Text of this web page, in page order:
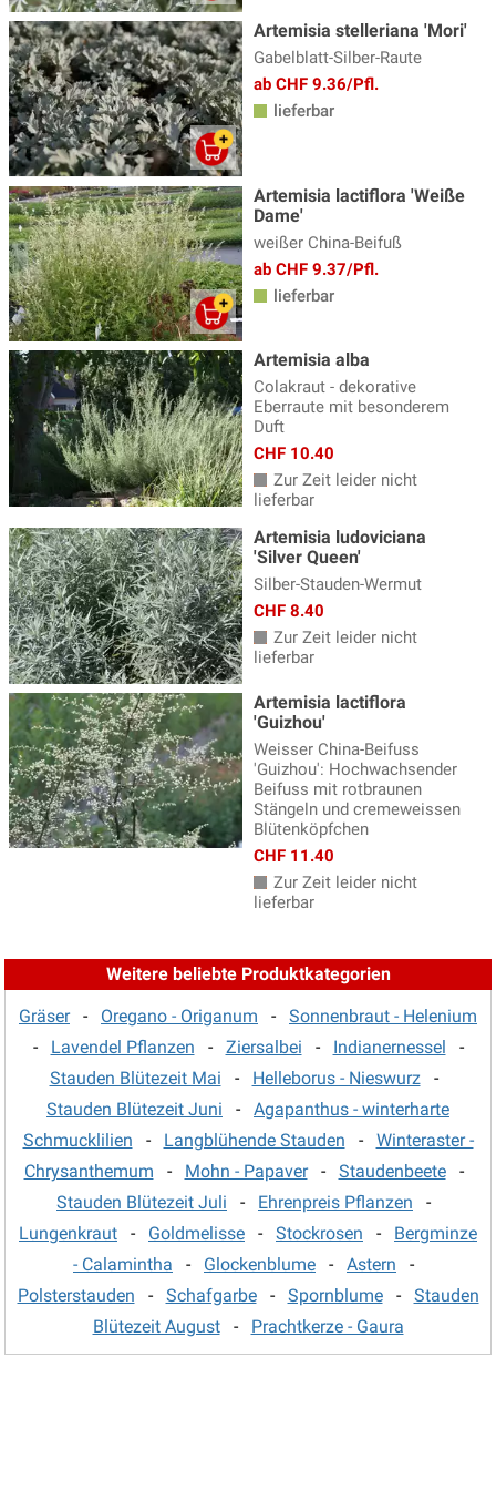
Gamander - Teucrium
Gänsekresse
Geissbart (4)
Gewürzfenchel(3)
Glockenblume
Goldmelisse(4)
Helianthus - Staudensonnenblume(4)
Helleborus - Nieswurz(10)
Heuchera, Heucherella & Tiarella
Indianernessel(12)
Iris (33)
Jakobsleiter(2)
Kandelaber Ehrenpreis (4)
Katzenminze(14)
Katzenpfötchen(2)
Kaukasus Vergissmeinnicht(8)
Knöterich (15)
Kokardenblume - Gaillardia
Kugeldistel, Echinops(4)
Küchenschelle(3)
Lavendel Pflanzen(18)
Lerchensporn(3)
Lichtnelke - Lychnis (5)
Lilientraube(3)
Malven(5)
Margerite - Leucanthemum(5)
Mohn - Papaver(6)
Mädchenauge(9)
Nachtkerze - Oenothera
Nelken(8)
Nelkenwurz - Geum(9)
Oregano - Origanum(9)
Perlkörbchen - Anaphalis
(2)
Pfingstrosen(63)
Artemisia stelleriana 'Mori'
Gabelblatt-Silber-Raute
ab CHF 9.36/Pfl.
lieferbar
Artemisia lactiflora 'Weiße
Dame'
weißer China-Beifuß
ab CHF 9.37/Pfl.
lieferbar
Artemisia alba
Colakraut - dekorative
Eberraute mit besonderem
Duft
CHF 10.40
Zur Zeit leider nicht
lieferbar
Artemisia ludoviciana
'Silver Queen'
Silber-Stauden-Wermut
CHF 8.40
Zur Zeit leider nicht
lieferbar
Artemisia lactiflora
'Guizhou'
Weisser China-Beifuss
'Guizhou': Hochwachsender
Beifuss mit rotbraunen
Stängeln und cremeweissen
Blütenköpfchen
CHF 11.40
Zur Zeit leider nicht
lieferbar
Weitere beliebte Produktkategorien
Gräser- Oregano - Origanum - Sonnenbraut - Helenium
- Lavendel Pflanzen - Ziersalbei - Indianernessel -
Stauden Blütezeit Mai - Helleborus - Nieswurz-
Stauden Blütezeit Juni - Agapanthus - winterharte
Schmucklilien - Langblühende Stauden - Winteraster -
Chrysanthemum - Mohn - Papaver- Staudenbeete-
Stauden Blütezeit Juli - Ehrenpreis Pflanzen -
Lungenkraut - Goldmelisse - Stockrosen - Bergminze
- Calamintha - Glockenblume - Astern -
Polsterstauden - Schafgarbe- Spornblume- Stauden
Blütezeit August- Prachtkerze - Gaura